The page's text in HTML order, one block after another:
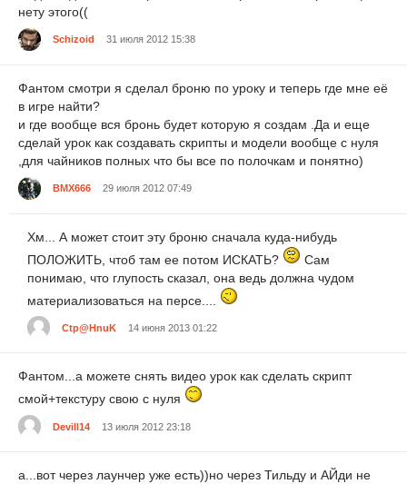
нету этого((
Schizoid 31 июля 2012 15:38
Фантом смотри я сделал броню по уроку и теперь где мне её
в игре найти?
и где вообще вся бронь будет которую я создам .Да и еще
сделай урок как создавать скрипты и модели вообще с нуля
,для чайников полных что бы все по полочкам и понятно)
BMX666 29 июля 2012 07:49
Хм... А может стоит эту броню сначала куда-нибудь
ПОЛОЖИТЬ, чтоб там ее потом ИСКАТЬ?
Сам
понимаю, что глупость сказал, она ведь должна чудом
материализоваться на персе....
Ctp@HnuK 14 июня 2013 01:22
Фантом...а можете снять видео урок как сделать скрипт
смой+текстуру свою с нуля
Devill14 13 июля 2012 23:18
а...вот через лаунчер уже есть))но через Тильду и АЙди не